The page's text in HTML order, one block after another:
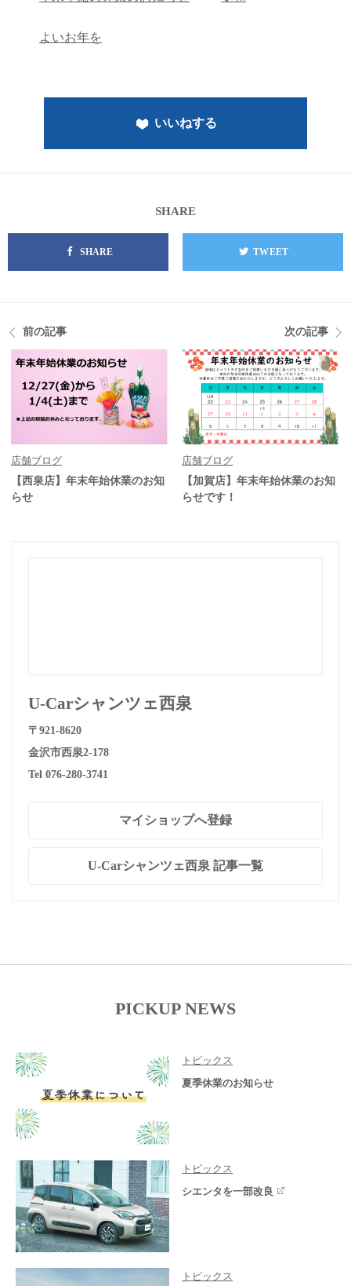
よいお年を
いいねする
SHARE
SHARE TWEET
前の記事
店舗ブログ
【西泉店】年末年始休業のお知
らせ
次の記事
店舗ブログ
【加賀店】年末年始休業のお知
らせです！
U-Carシャンツェ西泉
〒921-8620
金沢市西泉2-178
Tel 076-280-3741
マイショップへ登録
U-Carシャンツェ西泉 記事一覧
PICKUP NEWS
トピックス
夏季休業のお知らせ
トピックス
シエンタを一部改良
トピックス